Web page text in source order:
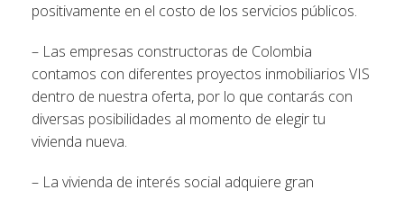
positivamente en el costo de los servicios públicos.
– Las empresas constructoras de Colombia
contamos con diferentes proyectos inmobiliarios VIS
dentro de nuestra oferta, por lo que contarás con
diversas posibilidades al momento de elegir tu
vivienda nueva.
– La vivienda de interés social adquiere gran